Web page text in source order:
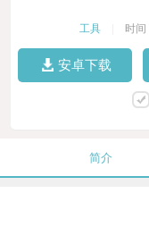
工具 时
安卓下载
简介